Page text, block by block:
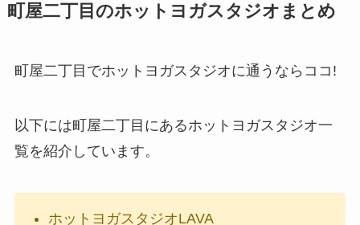
町屋二丁目のホットヨガスタジオまとめ
町屋二丁目でホットヨガスタジオに通うならココ!
以下には町屋二丁目にあるホットヨガスタジオ一
覧を紹介しています。
ホットヨガスタジオLAVA